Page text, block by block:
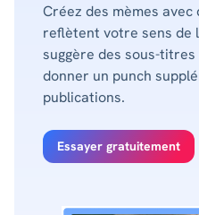
Créez des mèmes avec
reflètent votre sens de
suggère des sous-
donner un punch
publications.
Essayer gratuitement